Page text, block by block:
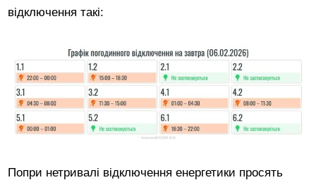
відключення такі:
Попри нетривалі відключення енергетики просять